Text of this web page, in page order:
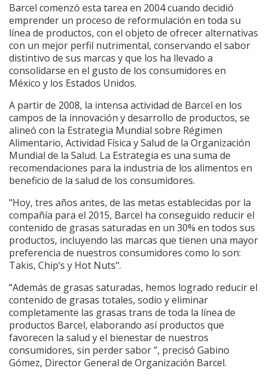
Barcel comenzó esta tarea en 2004 cuando decidió
emprender un proceso de reformulación en toda su
línea de productos, con el objeto de ofrecer alternativas
con un mejor perfil nutrimental, conservando el sabor
distintivo de sus marcas y que los ha llevado a
consolidarse en el gusto de los consumidores en
México y los Estados Unidos.
A partir de 2008, la intensa actividad de Barcel en los
campos de la innovación y desarrollo de productos, se
alineó con la Estrategia Mundial sobre Régimen
Alimentario, Actividad Física y Salud de la Organización
Mundial de la Salud. La Estrategia es una suma de
recomendaciones para la industria de los alimentos en
beneficio de la salud de los consumidores.
"Hoy, tres años antes, de las metas establecidas por la
compañía para el 2015, Barcel ha conseguido reducir el
contenido de grasas saturadas en un 30% en todos sus
productos, incluyendo las marcas que tienen una mayor
preferencia de nuestros consumidores como lo son:
Takis, Chip’s y Hot Nuts".
“Además de grasas saturadas, hemos logrado reducir el
contenido de grasas totales, sodio y eliminar
completamente las grasas trans de toda la línea de
productos Barcel, elaborando así productos que
favorecen la salud y el bienestar de nuestros
consumidores, sin perder sabor ”, precisó Gabino
Gómez, Director General de Organización Barcel.